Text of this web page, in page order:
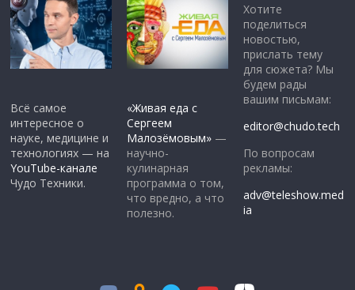
Всё самое
интересное о
науке, медицине и
технологиях — на
YouTube-канале
Чудо Техники.
«Живая еда с
Сергеем
Малозёмовым» —
научно-
кулинарная
программа о том,
что вредно, а что
полезно.
Хотите
поделиться
новостью,
прислать тему
для сюжета? Мы
будем рады
вашим письмам:
editor@chudo.tech
По вопросам
рекламы:
adv@teleshow.med
ia